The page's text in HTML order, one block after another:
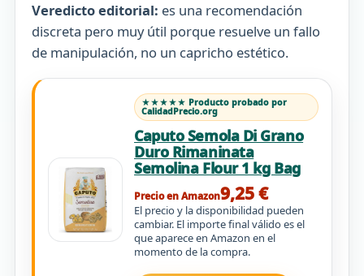
Veredicto editorial: es una recomendación
discreta pero muy útil porque resuelve un fallo
de manipulación, no un capricho estético.
★★★★★ Producto probado por
CalidadPrecio.org
Caputo Semola Di Grano
Duro Rimaninata
Semolina Flour 1 kg Bag
Precio en Amazon9,25 €
El precio y la disponibilidad pueden
cambiar. El importe final válido es el
que aparece en Amazon en el
momento de la compra.